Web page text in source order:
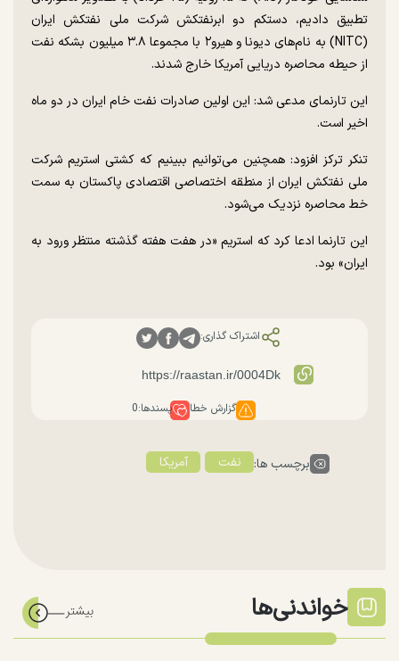
تطبیق دادیم، دستکم دو ابرنفتکش شرکت ملی نفتکش ایران
(NITC) به نام‌های دیونا و هیرو۲ با مجموعا ۳.۸ میلیون بشکه نفت
از حیطه محاصره دریایی آمریکا خارج شدند.
این تارنمای مدعی شد: این اولین صادرات نفت خام ایران در دو ماه
اخیر است.
تنکر ترکز افزود: همچنین می‌توانیم ببینیم که کشتی استریم شرکت
ملی نفتکش ایران از منطقه اختصاصی اقتصادی پاکستان به سمت
خط محاصره نزدیک می‌شود.
این تارنما ادعا کرد که استریم «در هفت هفته گذشته منتظر ورود به
ایران» بود.
اشتراک گذاری:
گزارش خطا پسندها:0
برچسب ها: نفت آمریکا
خواندنی‌ها